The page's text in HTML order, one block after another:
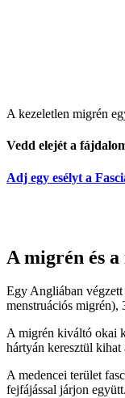
A kezeletlen migrén
Vedd elejét a
Adj egy esélyt a
A migrén és
Egy Angliában
menstruációs migrén),
A migrén kiváltó okai
hártyán keresztül
A medencei terület
fejfájással járjon